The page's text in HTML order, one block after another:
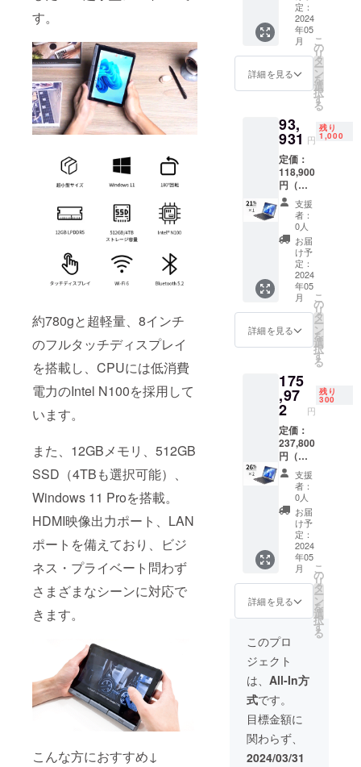
す。
約780gと超軽量、8インチ
のフルタッチディスプレイ
を搭載し、CPUには低消費
電力のIntel N100を採用して
います。
また、12GBメモリ、512GB
SSD（4TBも選択可能）、
Windows 11 Proを搭載。
HDMI映像出力ポート、LAN
ポートを備えており、ビジ
ネス・プライベート問わず
さまざまなシーンに対応で
きます。
こんな方におすすめ↓
サポートし
ています。
製品の販売
だけでなく
運営にまで
で、日本の
皆様のニー
ズを十分に
満たす製品
をご提供し
続けること
が弊社の目
標となって
おります。
製品及び配
送に関する
お問い合わ
support@gat
her-tech.jp
小型
ノート
PC「To
fei P8」
×1 PD
対応充
電アダ
Type-C
充電
ケーブ
ル×1
タッチ
ペン×1
日本語
取扱説
明書×1
定：
2024
年05
月
詳細を見る
こ
の
リ
タ
ー
ン
を
選
択
す
る
93,
931 円
残り
1,000
定価：
118,900
円（税
込）よ
り
21％OF
F 内容
物： 超
小型
ノート
PC「To
fei P8」
×1 PD
対応充
電アダ
Type-C
充電
ケーブ
ル×1
タッチ
ペン×1
日本語
取扱説
明書×1
支援
者：
0人
お届
け予
定：
2024
年05
月
詳細を見る
こ
の
リ
タ
ー
ン
を
選
択
す
る
175
,97
2 円
残り
300
定価：
237,800
円（税
込）よ
り
26％OF
F 内容
物： 超
小型
ノート
PC「To
fei P8」
×2 PD
対応充
電アダ
×2
Type-C
充電
ケーブ
ル×2
タッチ
ペン×2
日本語
取扱説
明書×2
支援
者：
0人
お届
け予
定：
2024
年05
月
詳細を見る
こ
の
リ
タ
ー
ン
を
選
択
す
る
このプロ
ジェクト
は、 All-In方
式です。
目標金額に
関わらず、
2024/03/31